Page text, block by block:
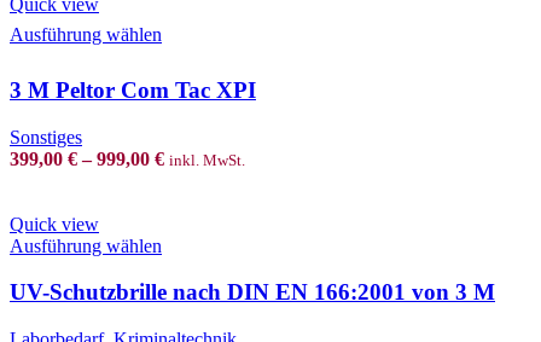
Quick view
Ausführung wählen
product
multiple
options
product
page
3 M Peltor Com Tac XPI
Sonstiges
399,00 €–999,00 € inkl. MwSt.
Quick view
Ausführung wählen
has
variants.
UV-Schutzbrille nach DIN EN 166:2001 von 3 M